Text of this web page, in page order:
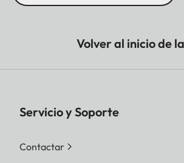
Volver al inicio de
Servicio y Soporte
Contactar